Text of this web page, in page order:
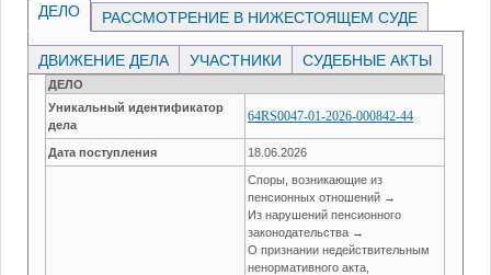
ДЕЛО РАССМОТРЕНИЕ В НИЖЕСТОЯЩЕМ СУДЕ
ДВИЖЕНИЕ ДЕЛА УЧАСТНИКИ СУДЕБНЫЕ АКТЫ
ДЕЛО
Уникальный идентификатор
дела
64RS0047-01-2026-000842-44
Дата поступления 18.06.2026
Споры, возникающие из
пенсионных отношений →
Из нарушений пенсионного
законодательства →
О признании недействительным
ненормативного акта,